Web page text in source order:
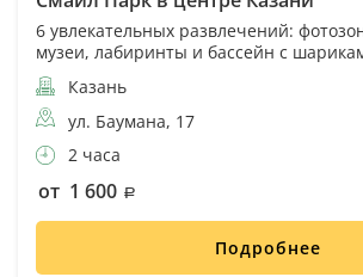
6 увлекательных развлечений:
музеи, лабиринты и бассейн с
Казань
ул. Баумана, 17
2 часа
от 1 600
Подробнее